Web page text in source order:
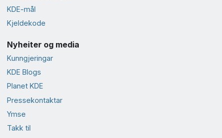
KDE-mål
Kjeldekode
Nyheiter og media
Kunngjeringar
KDE Blogs
Planet KDE
Presse­kontaktar
Ymse
Takk til